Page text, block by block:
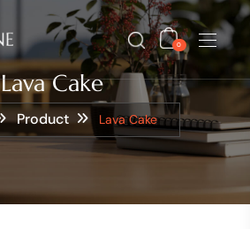
0
Lava Cake
Product Lava Cake